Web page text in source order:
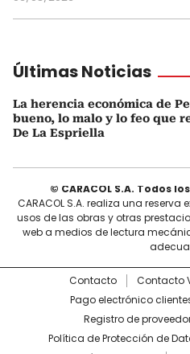
Últimas Noticias
La herencia económica de
bueno, lo malo y lo feo que
De La Espriella
© CARACOL S.A. Todos
CARACOL S.A. realiza una
usos de las obras y otras
web a medios de lectura
Contacto Contacto
Pago electrónico
Registro de
Política de Protección de